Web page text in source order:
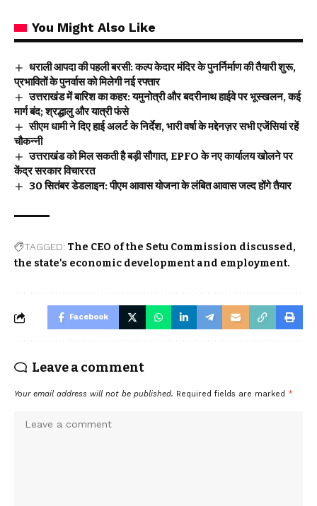
You Might Also Like
धराली आपदा की पहली बरसी: कल्प केदार मंदिर के पुनर्निर्माण की तैयारी शुरू,
प्रभावितों के पुनर्वास को मिलेगी नई रफ्तार
उत्तराखंड में बारिश का कहर: यमुनोत्री और बदरीनाथ हाईवे पर भूस्खलन, कई
मार्ग बंद; श्रद्धालु और यात्री फंसे
सीएम धामी ने दिए हाई अलर्ट के निर्देश, भारी वर्षा के मद्देनज़र सभी एजेंसियां रहें
चौकन्नी
उत्तराखंड को मिल सकती है बड़ी सौगात, EPFO के नए कार्यालय खोलने पर
केंद्र सरकार विचाररत
30 सितंबर डेडलाइन: पीएम आवास योजना के लंबित आवास जल्द होंगे तैयार
TAGGED: The CEO of the Setu Commission discussed
the state's economic development and employment.
Facebook
Leave a comment
Your email address will not be published. Required fields are marked *